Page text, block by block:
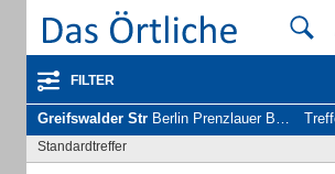
FILTER
Greifswalder Str Berlin Prenzlauer Berg - Unternehmen und Personen
Standardtreffer